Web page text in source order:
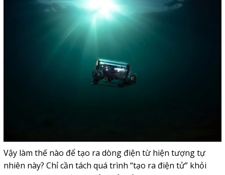
Vậy làm thế nào để tạo ra dòng điện từ hiện tượng tự
nhiên này? Chỉ cần tách quá trình “tạo ra điện tử” khỏi